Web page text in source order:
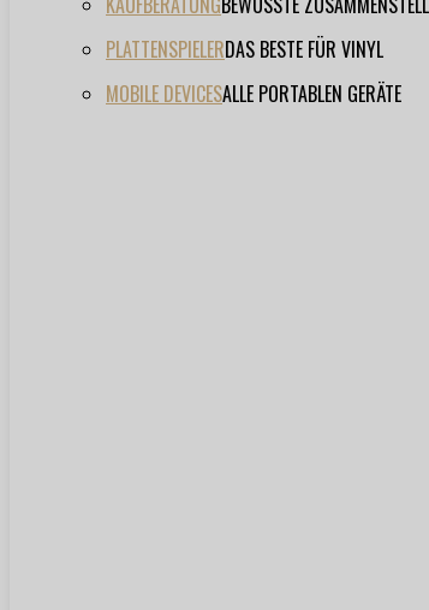
PLATTENSPIELERDAS BESTE FÜR VINYL
MOBILE DEVICESALLE PORTABLEN GERÄTE